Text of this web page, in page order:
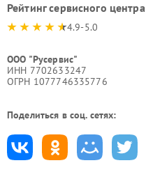
Рейтинг сервисного центра
4.9-5.0
ООО "Русервис"
ИНН 7702633247
ОГРН 1077746335776
Поделиться в соц. сетях: